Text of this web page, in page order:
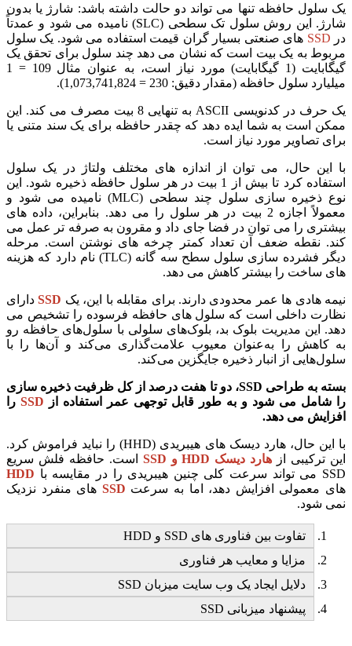
یک سلول حافظه تنها می تواند دو حالت داشته باشد: شارژ یا بدون
شارژ. این روش سلول تک سطحی (SLC) نامیده می شود و عمدتاً
در SSD های صنعتی بسیار گران قیمت استفاده می شود. یک سلول
مربوط به یک بیت است که نشان می دهد چند سلول برای تحقق یک
گیگابایت (1 گیگابایت) مورد نیاز است، به عنوان مثال 109 = 1
میلیارد سلول حافظه (مقدار دقیق: 230 = 1,073,741,824).
یک حرف در کدنویسی ASCII به تنهایی 8 بیت مصرف می کند. این
ممکن است به شما ایده دهد که چقدر حافظه برای یک سند متنی یا
برای تصاویر مورد نیاز است.
با این حال، می توان از اندازه های مختلف ولتاژ در یک سلول
استفاده کرد تا بیش از 1 بیت در هر سلول حافظه ذخیره شود. این
نوع ذخیره سازی سلول چند سطحی (MLC) نامیده می شود و
معمولاً اجازه 2 بیت در هر سلول را می دهد. بنابراین، داده های
بیشتری را می توان در فضا جای داد و مقرون به صرفه تر عمل می
کند. نقطه ضعف آن تعداد کمتر چرخه های نوشتن است. مرحله
دیگر فشرده سازی سلول سطح سه گانه (TLC) نام دارد که هزینه
های ساخت را بیشتر کاهش می دهد.
نیمه هادی ها عمر محدودی دارند. برای مقابله با این، یک SSD دارای
نظارت داخلی است که سلول های حافظه فرسوده را تشخیص می
دهد. این مدیریت بلوک بد، بلوک‌های سلولی با سلول‌های حافظه رو
به کاهش را به‌عنوان معیوب علامت‌گذاری می‌کند و آن‌ها را با
سلول‌هایی از انبار ذخیره جایگزین می‌کند.
بسته به طراحی SSD، دو تا هفت درصد از کل ظرفیت ذخیره سازی
را شامل می شود و به طور قابل توجهی عمر استفاده از SSD را
افزایش می دهد.
با این حال، هارد دیسک های هیبریدی (HHD) را نباید فراموش کرد.
این ترکیبی از هارد دیسک HDD و SSD
است. حافظه فلش سریع
SSD می تواند سرعت کلی چنین هیبریدی را در مقایسه با
HDD
های معمولی افزایش دهد، اما به سرعت SSD های منفرد نزدیک
نمی شود.
تفاوت بین فناوری های SSD و HDD
مزایا و معایب هر فناوری
دلایل ایجاد یک وب سایت میزبان SSD
پیشنهاد میزبانی SSD